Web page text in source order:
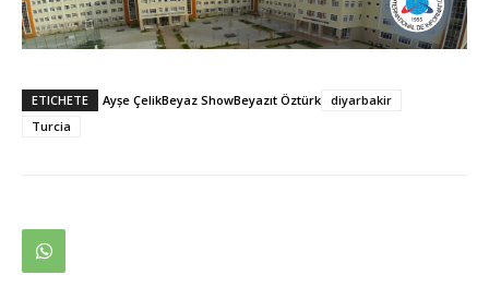
ETICHETE Ayşe ÇelikBeyaz ShowBeyazıt Öztürk diyarbakir
Turcia